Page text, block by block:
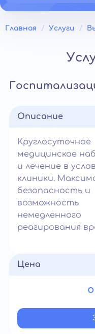
Главная Услуги
Описание
Круглосуточное
медицинское
и лечение в
клиники.
безопасность и
возможность
немедленного
реагирования
Цена